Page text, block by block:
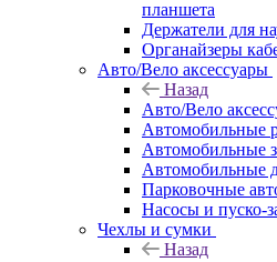
планшета
Держатели для
Органайзеры
Авто/Вело аксессуары
Назад
Авто/Вело
Автомобильные
Автомобильные
Автомобильные
Парковочные
Насосы и пуско-
Чехлы и сумки
Назад